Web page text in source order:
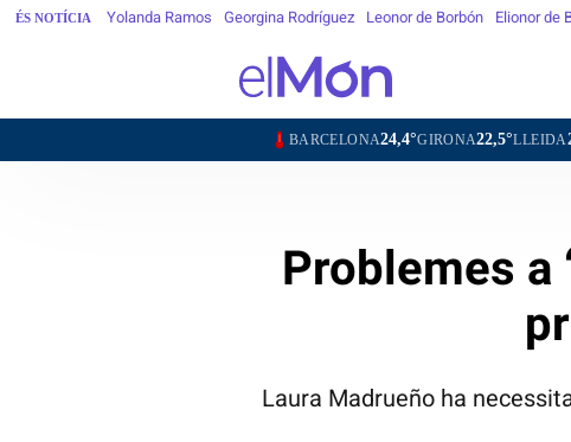
ÉS NOTÍCIA Yolanda Ramos Georgina Rodríguez Leonor de Borbón Elionor de
24,4° GIRONA22,5°LLEIDA24,3°TARRAGONA
Problemes a
Laura Madrueño ha